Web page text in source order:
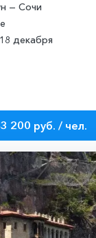
— Сочи
18 декабря
200 руб. / чел.